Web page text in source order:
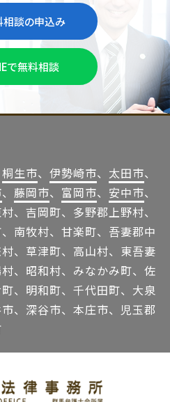
相談の申込み
で無料相談
桐生市、 伊勢崎市、 太田市、
、 藤岡市、 富岡市、 安中市、
、吉岡町、多野郡上野村、
南牧村、甘楽町、吾妻郡中
、草津町、高山村、東吾妻
、昭和村、みなかみ町、佐
、明和町、千代田町、大泉
、深谷市、本庄市、児玉郡